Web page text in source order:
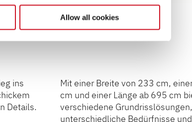
Allow all cookies
ins
Details.
Mit einer Breite von 233 cm,
cm und einer Länge ab 695 cm
verschiedene
unterschiedliche Bedürfnisse